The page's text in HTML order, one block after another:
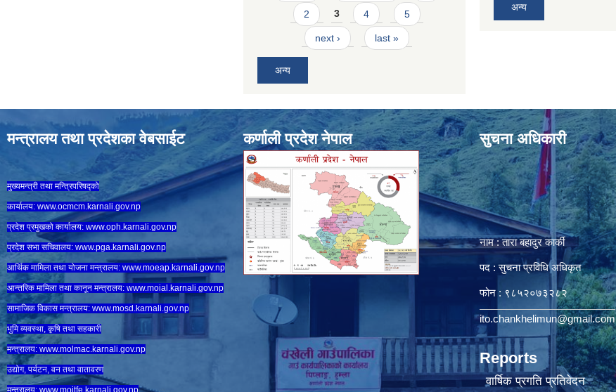
2 3 4 5
next › last »
अन्य
अन्य
मन्त्रालय तथा प्रदेशका वेबसाईट
मुख्यमन्त्री तथा मन्त्रिपरिषद्को
कार्यालय: www.ocmcm.karnali.gov.np
प्रदेश प्रमुखको कार्यालय: www.oph.karnali.gov.np
प्रदेश सभा सचिवालय: www.pga.karnali.gov.np
आर्थिक मामिला तथा योजना मन्त्रालय: www.moeap.karnali.gov.np
आन्तरिक मामिला तथा कानून मन्त्रालय: www.moial.karnali.gov.np
सामाजिक विकास मन्त्रालय: www.mosd.karnali.gov.np
भुमि व्यवस्था, कृषि तथा सहकारी
मन्त्रालय: www.molmac.karnali.gov.np
उद्योग, पर्यटन, वन तथा वातावरण
मन्त्रालय: www.moitfe.karnali.gov.np
कर्णाली प्रदेश नेपाल सुचना अधिकारी
नाम : तारा बहादुर कार्की
पद : सुचना प्रविधि अधिकृत
फोन : ९८५२०७३२८२
ito.chankhelimun@gmail.com
Reports
वार्षिक प्रगति प्रतिवेदन